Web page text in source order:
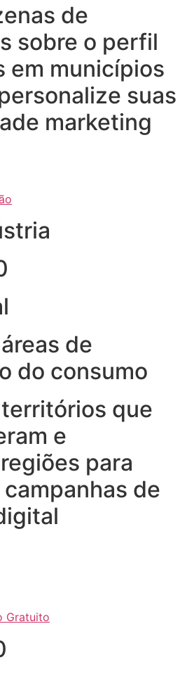
de
sobre o perfil
em municípios
suas
marketing
de
do consumo
que
e
para
de
Gratuito